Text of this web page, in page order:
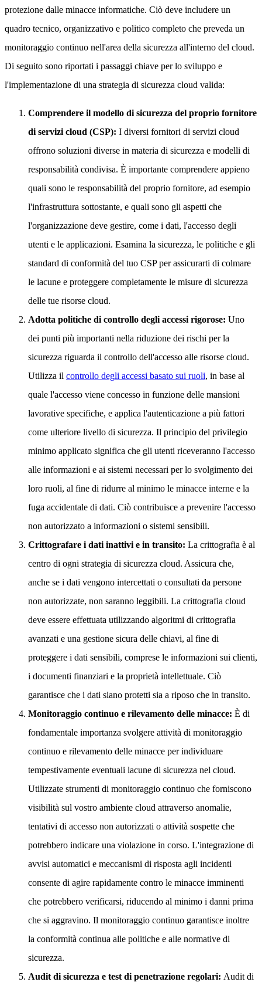
protezione dalle minacce informatiche. Ciò deve includere un
quadro tecnico, organizzativo e politico completo che preveda un
monitoraggio continuo nell'area della sicurezza all'interno del cloud.
Di seguito sono riportati i passaggi chiave per lo sviluppo e
l'implementazione di una strategia di sicurezza cloud valida:
Comprendere il modello di sicurezza del proprio fornitore
di servizi cloud (CSP): I diversi fornitori di servizi cloud
offrono soluzioni diverse in materia di sicurezza e modelli di
responsabilità condivisa. È importante comprendere appieno
quali sono le responsabilità del proprio fornitore, ad esempio
l'infrastruttura sottostante, e quali sono gli aspetti che
l'organizzazione deve gestire, come i dati, l'accesso degli
utenti e le applicazioni. Esamina la sicurezza, le politiche e gli
standard di conformità del tuo CSP per assicurarti di colmare
le lacune e proteggere completamente le misure di sicurezza
delle tue risorse cloud.
Adotta politiche di controllo degli accessi rigorose: Uno
dei punti più importanti nella riduzione dei rischi per la
sicurezza riguarda il controllo dell'accesso alle risorse cloud.
Utilizza il controllo degli accessi basato sui ruoli, in base al
quale l'accesso viene concesso in funzione delle mansioni
lavorative specifiche, e applica l'autenticazione a più fattori
come ulteriore livello di sicurezza. Il principio del privilegio
minimo applicato significa che gli utenti riceveranno l'accesso
alle informazioni e ai sistemi necessari per lo svolgimento dei
loro ruoli, al fine di ridurre al minimo le minacce interne e la
fuga accidentale di dati. Ciò contribuisce a prevenire l'accesso
non autorizzato a informazioni o sistemi sensibili.
Crittografare i dati inattivi e in transito: La crittografia è al
centro di ogni strategia di sicurezza cloud. Assicura che,
anche se i dati vengono intercettati o consultati da persone
non autorizzate, non saranno leggibili. La crittografia cloud
deve essere effettuata utilizzando algoritmi di crittografia
avanzati e una gestione sicura delle chiavi, al fine di
proteggere i dati sensibili, comprese le informazioni sui clienti,
i documenti finanziari e la proprietà intellettuale. Ciò
garantisce che i dati siano protetti sia a riposo che in transito.
Monitoraggio continuo e rilevamento delle minacce: È di
fondamentale importanza svolgere attività di monitoraggio
continuo e rilevamento delle minacce per individuare
tempestivamente eventuali lacune di sicurezza nel cloud.
Utilizzate strumenti di monitoraggio continuo che forniscono
visibilità sul vostro ambiente cloud attraverso anomalie,
tentativi di accesso non autorizzati o attività sospette che
potrebbero indicare una violazione in corso. L'integrazione di
avvisi automatici e meccanismi di risposta agli incidenti
consente di agire rapidamente contro le minacce imminenti
che potrebbero verificarsi, riducendo al minimo i danni prima
che si aggravino. Il monitoraggio continuo garantisce inoltre
la conformità continua alle politiche e alle normative di
sicurezza.
Audit di sicurezza e test di penetrazione regolari: Audit di